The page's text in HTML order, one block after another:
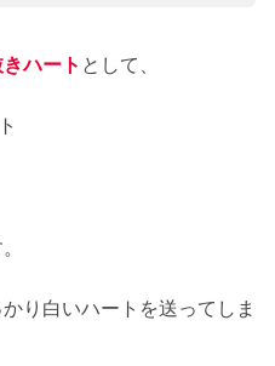
ハート として、
り白いハートを送ってしま